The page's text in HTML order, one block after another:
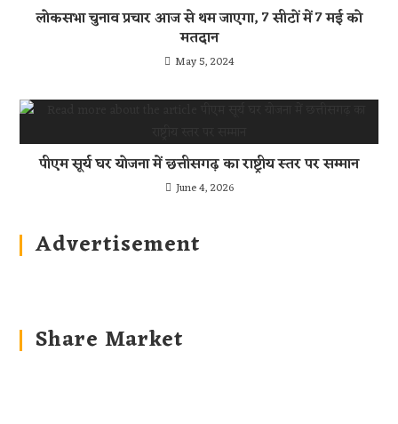
लोकसभा चुनाव प्रचार आज से थम जाएगा, 7 सीटों में 7 मई को
मतदान
May 5, 2024
पीएम सूर्य घर योजना में छत्तीसगढ़ का राष्ट्रीय स्तर पर सम्मान
June 4, 2026
Advertisement
Share Market